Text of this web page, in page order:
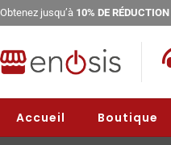
Obtenez jusqu’à 10% DE RÉDUCTION
Accueil Boutique